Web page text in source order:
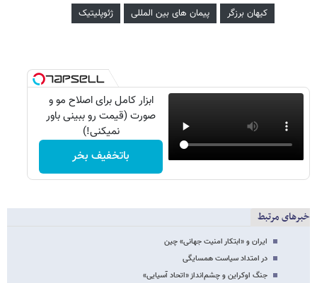
کیهان برزگر پیمان های بین المللی ژئوپلیتیک
ابزار کامل برای اصلاح مو و
صورت (قیمت رو ببینی باور
نمیکنی!)
باتخفیف بخر
خبرهای مرتبط
ایران و «ابتکار امنیت جهانی» چین
در امتداد سیاست همسایگی
جنگ اوکراین و چشم‌انداز «اتحاد آسیایی»